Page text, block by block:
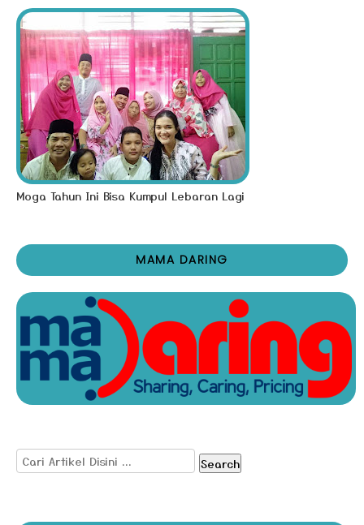
Moga Tahun Ini Bisa Kumpul Lebaran Lagi
MAMA DARING
Search